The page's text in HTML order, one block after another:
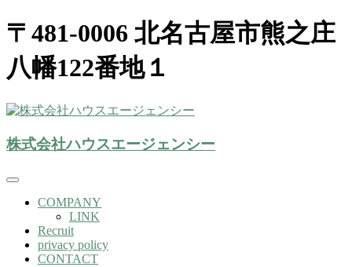
〒481-0006 北名古屋市熊之庄
八幡122番地１
株式会社ハウスエージェンシー
株式会社ハウスエージェンシー
COMPANY
LINK
Recruit
privacy policy
CONTACT